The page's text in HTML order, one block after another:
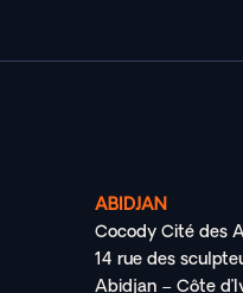
ABIDJAN
Cocody Cité des
14 rue des
Abidjan – Côte